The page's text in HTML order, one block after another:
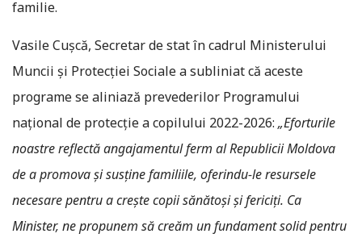
familie.
Vasile Cușcă, Secretar de stat în cadrul Ministerului
Muncii și Protecției Sociale a subliniat că aceste
programe se aliniază prevederilor Programului
național de protecție a copilului 2022-2026: „Eforturile
noastre reflectă angajamentul ferm al Republicii Moldova
de a promova și susține familiile, oferindu-le resursele
necesare pentru a crește copii sănătoși și fericiți. Ca
Minister, ne propunem să creăm un fundament solid pentru